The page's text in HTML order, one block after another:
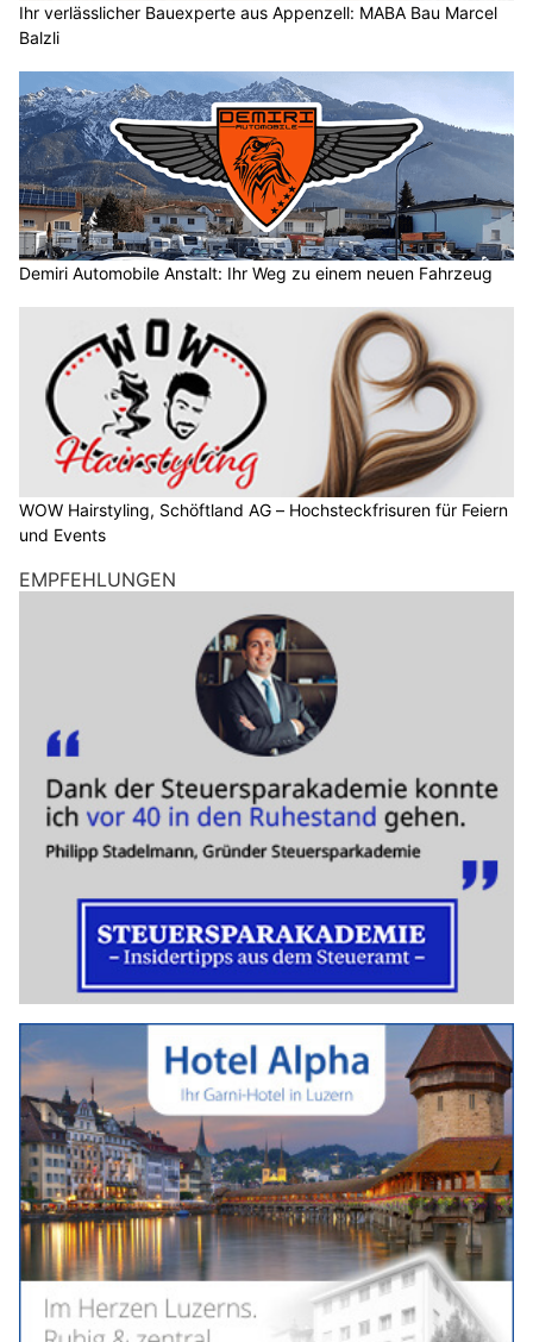
Ihr verlässlicher Bauexperte aus Appenzell: MABA Bau Marcel
Balzli
Demiri Automobile Anstalt: Ihr Weg zu einem neuen Fahrzeug
WOW Hairstyling, Schöftland AG – Hochsteckfrisuren für Feiern
und Events
EMPFEHLUNGEN